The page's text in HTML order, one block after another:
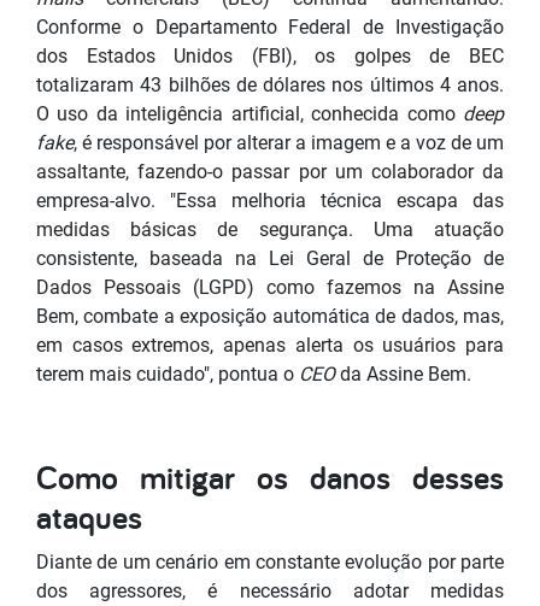
Conforme o Departamento Federal de Investigação
dos Estados Unidos (FBI), os golpes de BEC
totalizaram 43 bilhões de dólares nos últimos 4 anos.
O uso da inteligência artificial, conhecida como deep
fake, é responsável por alterar a imagem e a voz de um
assaltante, fazendo-o passar por um colaborador da
empresa-alvo. "Essa melhoria técnica escapa das
medidas básicas de segurança. Uma atuação
consistente, baseada na Lei Geral de Proteção de
Dados Pessoais (LGPD) como fazemos na Assine
Bem, combate a exposição automática de dados, mas,
em casos extremos, apenas alerta os usuários para
terem mais cuidado", pontua o CEOda Assine Bem.
Como mitigar os danos desses
ataques
Diante de um cenário em constante evolução por parte
dos agressores, é necessário adotar medidas